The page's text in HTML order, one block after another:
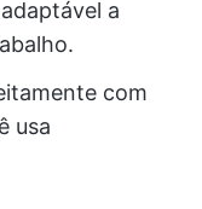
a
com
usa